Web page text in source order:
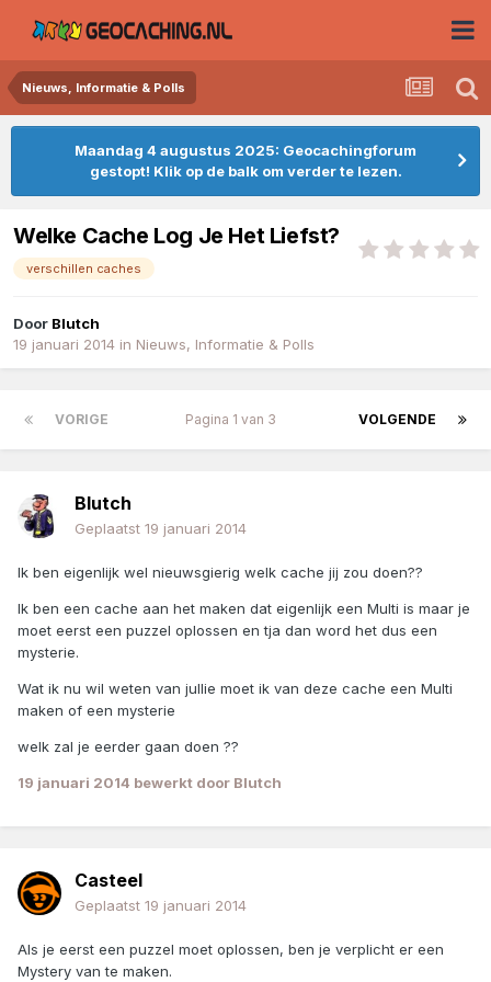
Nieuws, Informatie & Polls
Maandag 4 augustus 2025: Geocachingforum
gestopt! Klik op de balk om verder te lezen.
Welke Cache Log Je Het Liefst?
verschillen caches
Door Blutch
19 januari 2014 in Nieuws, Informatie & Polls
VORIGE VOLGENDE
Pagina 1 van 3
Blutch
Geplaatst 19 januari 2014
Ik ben eigenlijk wel nieuwsgierig welk cache jij zou doen??
Ik ben een cache aan het maken dat eigenlijk een Multi is maar je
moet eerst een puzzel oplossen en tja dan word het dus een
mysterie.
Wat ik nu wil weten van jullie moet ik van deze cache een Multi
maken of een mysterie
welk zal je eerder gaan doen ??
19 januari 2014 bewerkt door Blutch
Casteel
Geplaatst 19 januari 2014
Als je eerst een puzzel moet oplossen, ben je verplicht er een
Mystery van te maken.